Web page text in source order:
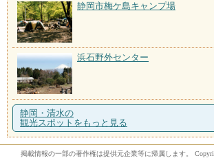
静岡市梅ケ島キャンプ場
浜石野外センター
静岡・清水の
観光スポットをもっと見る
掲載情報の一部の著作権は提供元企業等に帰属します。